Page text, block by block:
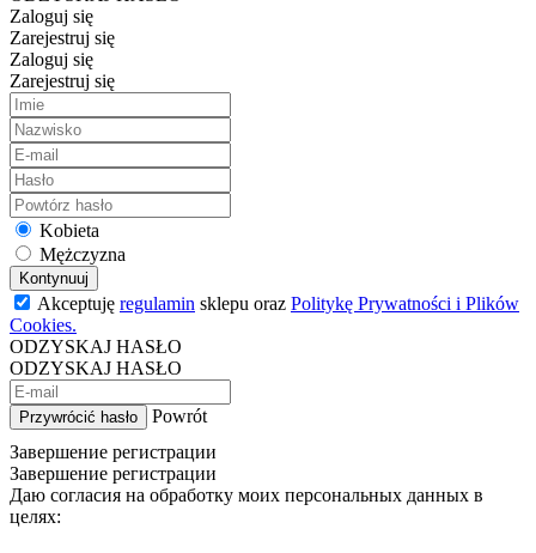
Zaloguj się
Zarejestruj się
Zaloguj się
Zarejestruj się
Kobieta
Mężczyzna
Kontynuuj
Akceptuję regulamin sklepu oraz Politykę Prywatności i Plików
Cookies.
ODZYSKAJ HASŁO
ODZYSKAJ HASŁO
Przywrócić hasło
Powrót
Завершение регистрации
Завершение регистрации
Даю согласия на обработку моих персональных данных в
целях: